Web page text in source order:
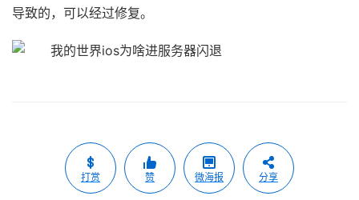
导致的，可以经过修复。
打赏 赞 微海报 分享